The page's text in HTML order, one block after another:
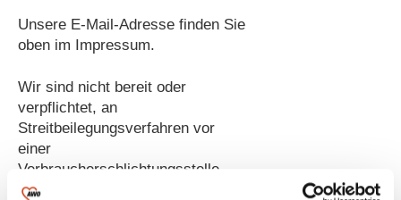
Unsere E-Mail-Adresse finden Sie
oben im Impressum.
Wir sind nicht bereit oder
verpflichtet, an
Streitbeilegungsverfahren vor
einer
Verbraucherschlichtungsstelle
teilzunehmen.